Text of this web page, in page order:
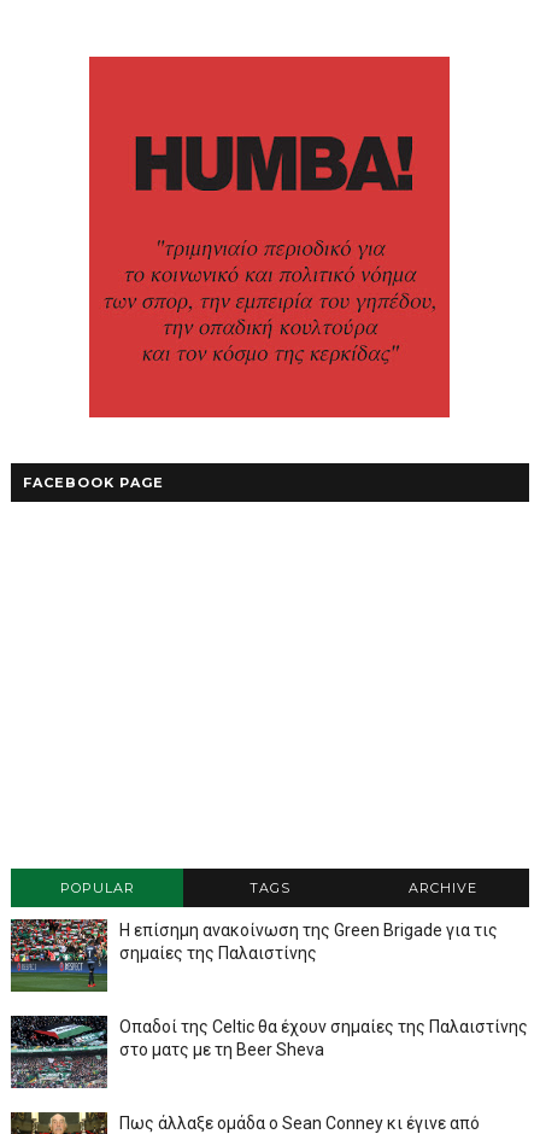
FACEBOOK PAGE
POPULAR TAGS ARCHIVE
Η επίσημη ανακοίνωση της Green Brigade για τις
σημαίες της Παλαιστίνης
Οπαδοί της Celtic θα έχουν σημαίες της Παλαιστίνης
στο ματς με τη Beer Sheva
Πως άλλαξε ομάδα ο Sean Conney κι έγινε από